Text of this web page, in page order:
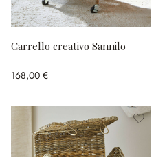
Carrello creativo Sannilo
168,00 €